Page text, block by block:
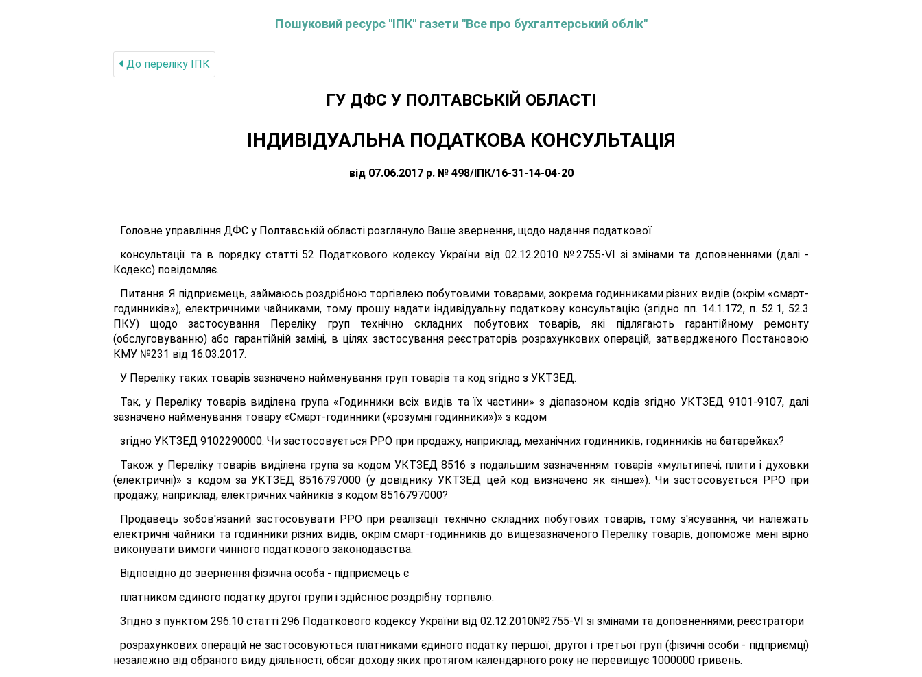
Пошуковий ресурс "ІПК" газети "Все про бухгалтерський облік"
До переліку IПК
ГУ ДФС У ПОЛТАВСЬКIЙ ОБЛАСТI
ІНДИВІДУАЛЬНА ПОДАТКОВА КОНСУЛЬТАЦІЯ
від 07.06.2017 р. № 498/ІПК/16-31-14-04-20
Головне управління ДФС у Полтавській області розглянуло Ваше звернення, щодо надання податкової
консультації та в порядку статті 52 Податкового кодексу України від 02.12.2010 №2755-VІ зі змінами та доповненнями (далі -
Кодекс) повідомляє.
Питання. Я підприємець, займаюсь роздрібною торгівлею побутовими товарами, зокрема годинниками різних видів (окрім «смарт-
годинників»), електричними чайниками, тому прошу надати індивідуальну податкову консультацію (згідно пп. 14.1.172, п. 52.1, 52.3
ПКУ) щодо застосування Переліку груп технічно складних побутових товарів, які підлягають гарантійному ремонту
(обслуговуванню) або гарантійній заміні, в цілях застосування реєстраторів розрахункових операцій, затвердженого Постановою
КМУ №231 від 16.03.2017.
У Переліку таких товарів зазначено найменування груп товарів та код згідно з УКТЗЕД.
Так, у Переліку товарів виділена група «Годинники всіх видів та їх частини» з діапазоном кодів згідно УКТЗЕД 9101-9107, далі
зазначено найменування товару «Смарт-годинники («розумні годинники»)» з кодом
згідно УКТЗЕД 9102290000. Чи застосовується РРО при продажу, наприклад, механічних годинників, годинників на батарейках?
Також у Переліку товарів виділена група за кодом УКТЗЕД 8516 з подальшим зазначенням товарів «мультипечі, плити і духовки
(електричні)» з кодом за УКТЗЕД 8516797000 (у довіднику УКТЗЕД цей код визначено як «інше»). Чи застосовується РРО при
продажу, наприклад, електричних чайників з кодом 8516797000?
Продавець зобов'язаний застосовувати РРО при реалізації технічно складних побутових товарів, тому з'ясування, чи належать
електричні чайники та годинники різних видів, окрім смарт-годинників до вищезазначеного Переліку товарів, допоможе мені вірно
виконувати вимоги чинного податкового законодавства.
Відповідно до звернення фізична особа - підприємець є
платником єдиного податку другої групи і здійснює роздрібну торгівлю.
Згідно з пунктом 296.10 статті 296 Податкового кодексу України від 02.12.2010№2755-VІ зі змінами та доповненнями, реєстратори
розрахункових операцій не застосовуються платниками єдиного податку першої, другої і третьої груп (фізичні особи - підприємці)
незалежно від обраного виду діяльності, обсяг доходу яких протягом календарного року не перевищує 1000000 гривень.